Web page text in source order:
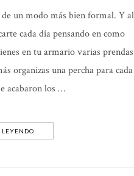
un modo más bien formal. Y al
cada día pensando en como
en tu armario varias prendas
organizas una percha para cada
acabaron los …